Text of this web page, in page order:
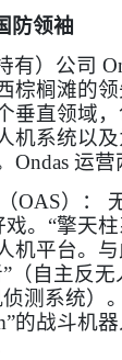
防领袖
有）公司
棕榈滩的
垂直领域
机系统以
Ondas 运营
OAS）：
。“擎天
机平台。
（自主反
测系统）
”的战斗机